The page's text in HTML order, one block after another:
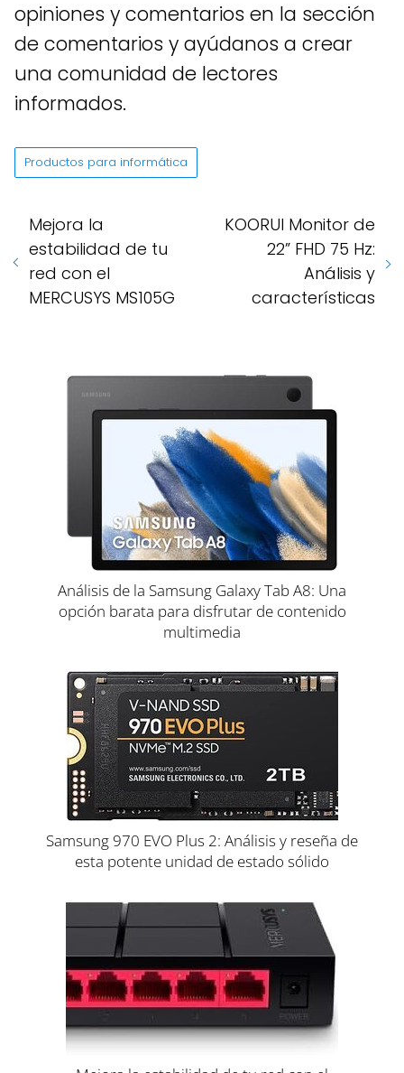
opiniones y comentarios en la sección
de comentarios y ayúdanos a crear
una comunidad de lectores
informados.
Productos para informática
Mejora la
estabilidad de tu
red con el
MERCUSYS MS105G
KOORUI Monitor de
22” FHD 75 Hz:
Análisis y
características
Análisis de la Samsung Galaxy Tab A8: Una
opción barata para disfrutar de contenido
multimedia
Samsung 970 EVO Plus 2: Análisis y reseña de
esta potente unidad de estado sólido